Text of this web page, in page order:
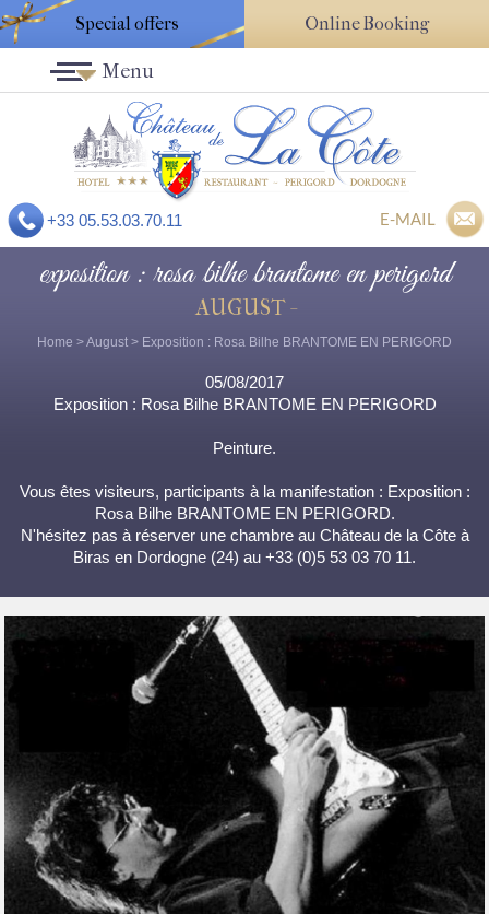
Special offers Online Booking
+33 05.53.03.70.11 E-MAIL
Menu
exposition : rosa bilhe brantome en perigord
AUGUST -
Home >August > Exposition : Rosa Bilhe BRANTOME EN PERIGORD
05/08/2017
Exposition : Rosa Bilhe BRANTOME EN PERIGORD
Peinture.
Vous êtes visiteurs, participants à la manifestation : Exposition :
Rosa Bilhe BRANTOME EN PERIGORD.
N'hésitez pas à réserver une chambre au Château de la Côte à
Biras en Dordogne (24) au +33 (0)5 53 03 70 11.